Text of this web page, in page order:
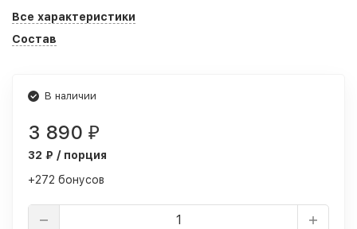
Все характеристики
Состав
В наличии
3 890 ₽
32 ₽ / порция
+272 бонусов